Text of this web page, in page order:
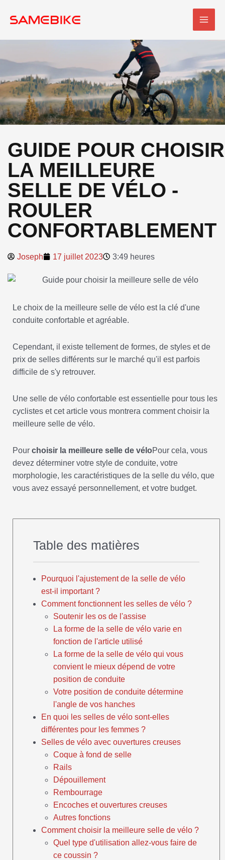
GUIDE POUR CHOISIR
LA MEILLEURE
SELLE DE VÉLO -
ROULER
CONFORTABLEMENT
Joseph 17 juillet 2023 3:49 heures
Le choix de la meilleure selle de vélo est la clé d'une
conduite confortable et agréable.
Cependant, il existe tellement de formes, de styles et de
prix de selles différents sur le marché qu'il est parfois
difficile de s'y retrouver.
Une selle de vélo confortable est essentielle pour tous les
cyclistes et cet article vous montrera comment choisir la
meilleure selle de vélo.
Pour choisir la meilleure selle de véloPour cela, vous
devez déterminer votre style de conduite, votre
morphologie, les caractéristiques de la selle du vélo, que
vous avez essayé personnellement, et votre budget.
Table des matières
Pourquoi l'ajustement de la selle de vélo
est-il important ?
Comment fonctionnent les selles de vélo ?
Soutenir les os de l'assise
La forme de la selle de vélo varie en
fonction de l'article utilisé
La forme de la selle de vélo qui vous
convient le mieux dépend de votre
position de conduite
Votre position de conduite détermine
l'angle de vos hanches
En quoi les selles de vélo sont-elles
différentes pour les femmes ?
Selles de vélo avec ouvertures creuses
Coque à fond de selle
Rails
Dépouillement
Rembourrage
Encoches et ouvertures creuses
Autres fonctions
Comment choisir la meilleure selle de vélo ?
Quel type d'utilisation allez-vous faire de
ce coussin ?